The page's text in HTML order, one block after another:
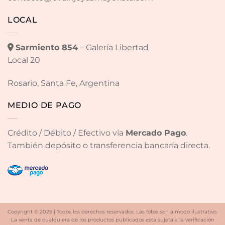
LOCAL
Sarmiento 854– Galería Libertad
Local 20
Rosario, Santa Fe, Argentina
MEDIO DE PAGO
Crédito / Débito / Efectivo vía Mercado Pago.
También depósito o transferencia bancaría directa.
Copyright © 2025 | Todos los derechos reservados. Las fotos son a modo ilustrativo.
La venta de cualquiera de los productos publicados está sujeta a la verificación